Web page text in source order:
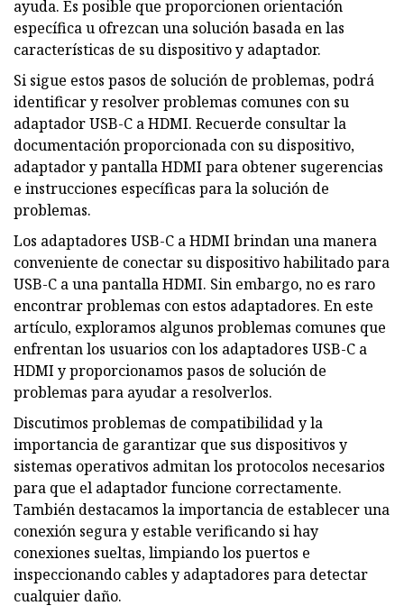
ayuda. Es posible que proporcionen orientación
específica u ofrezcan una solución basada en las
características de su dispositivo y adaptador.
Si sigue estos pasos de solución de problemas, podrá
identificar y resolver problemas comunes con su
adaptador USB-C a HDMI. Recuerde consultar la
documentación proporcionada con su dispositivo,
adaptador y pantalla HDMI para obtener sugerencias
e instrucciones específicas para la solución de
problemas.
Los adaptadores USB-C a HDMI brindan una manera
conveniente de conectar su dispositivo habilitado para
USB-C a una pantalla HDMI. Sin embargo, no es raro
encontrar problemas con estos adaptadores. En este
artículo, exploramos algunos problemas comunes que
enfrentan los usuarios con los adaptadores USB-C a
HDMI y proporcionamos pasos de solución de
problemas para ayudar a resolverlos.
Discutimos problemas de compatibilidad y la
importancia de garantizar que sus dispositivos y
sistemas operativos admitan los protocolos necesarios
para que el adaptador funcione correctamente.
También destacamos la importancia de establecer una
conexión segura y estable verificando si hay
conexiones sueltas, limpiando los puertos e
inspeccionando cables y adaptadores para detectar
cualquier daño.